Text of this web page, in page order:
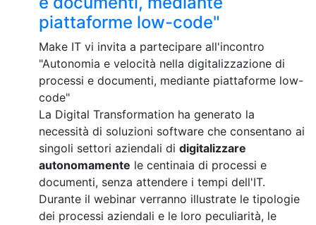
piattaforme low-code"
Make IT vi invita a partecipare all'incontro
"Autonomia e velocità nella digitalizzazione di
processi e documenti, mediante piattaforme low-
code"
La Digital Transformation ha generato la
necessità di soluzioni software che consentano ai
singoli settori aziendali di digitalizzare
autonomamente le centinaia di processi e
documenti, senza attendere i tempi dell'IT.
Durante il webinar verranno illustrate le tipologie
dei processi aziendali e le loro peculiarità, le